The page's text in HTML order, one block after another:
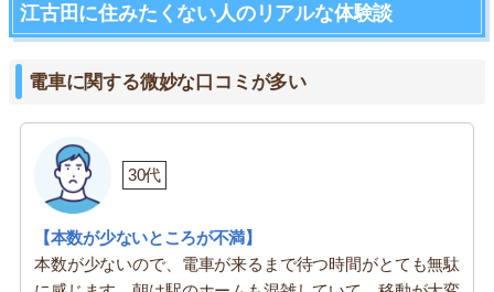
江古田に住みたくない人のリアルな体験談
電車に関する微妙な口コミが多い
30代
【本数が少ないところが不満】
本数が少ないので、電車が来るまで待つ時間がとても無駄